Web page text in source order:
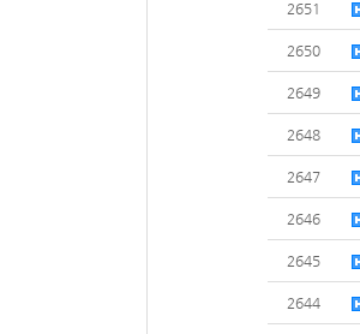
2651
2650
2649
2648
2647
2646
2645
2644